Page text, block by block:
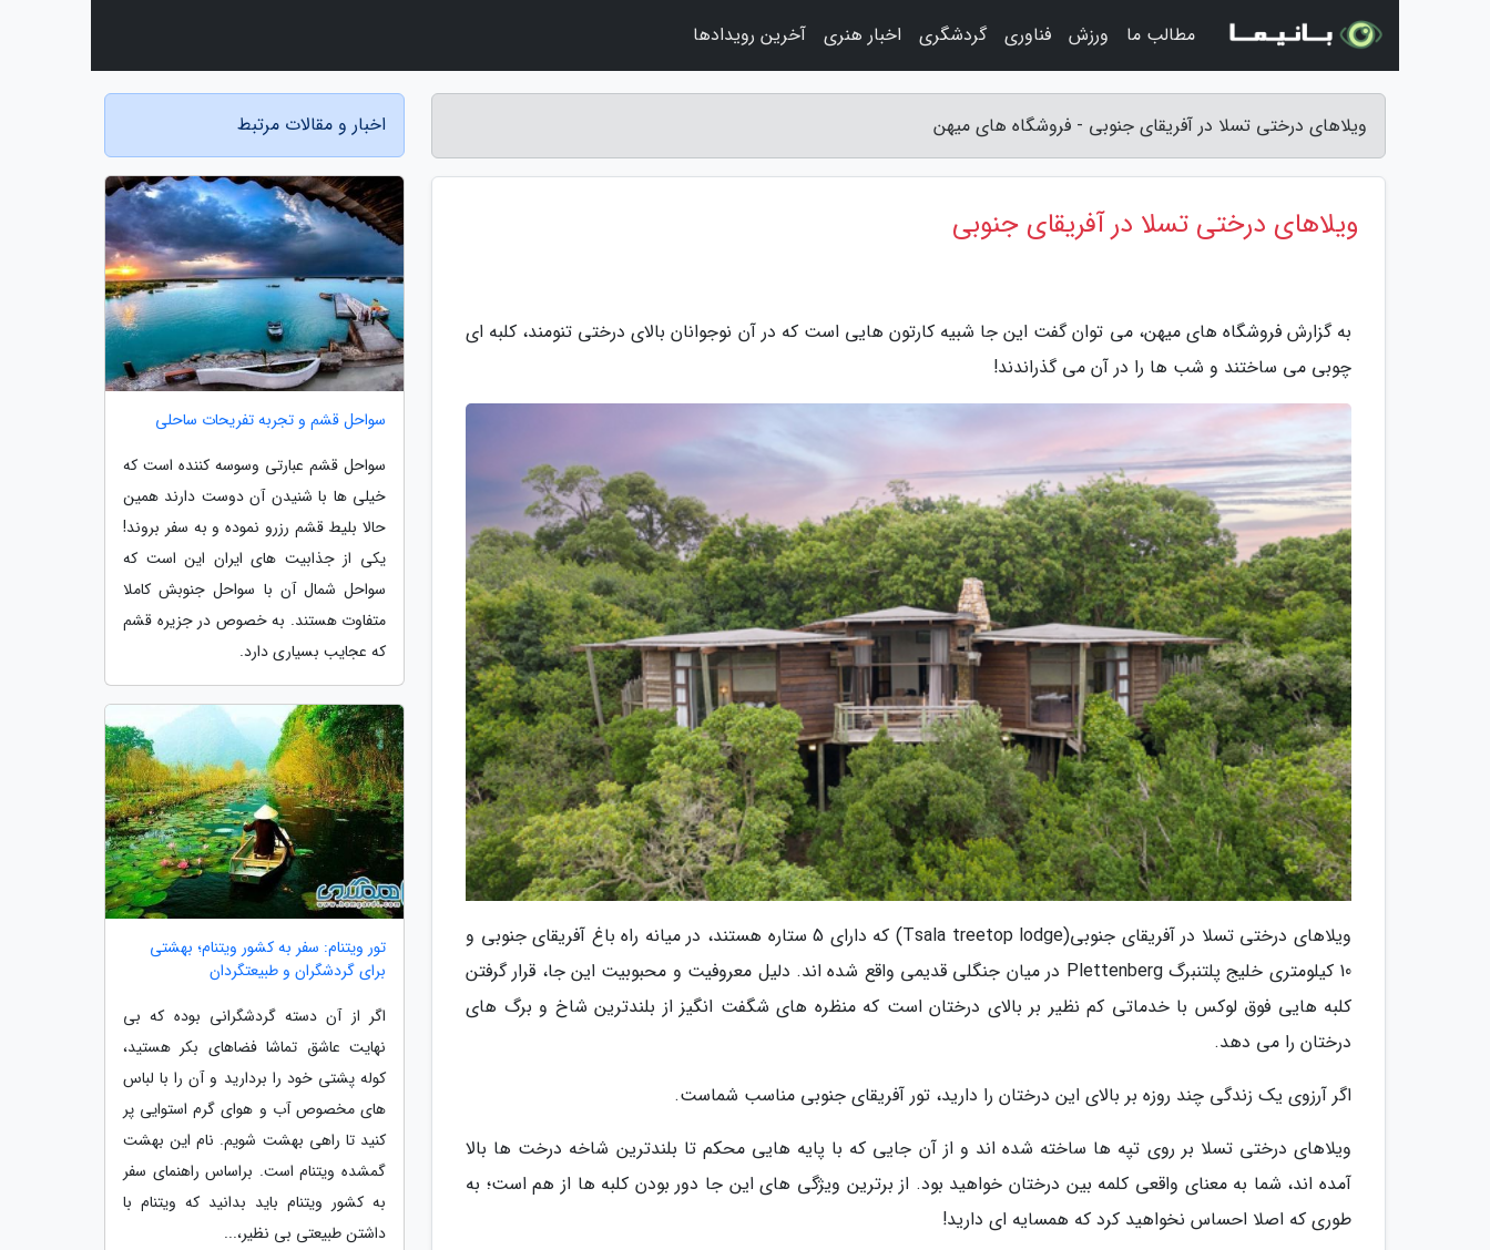
ویلاهای درختی تسلا در آفریقای جنوبی - فروشگاه های میهن
ویلاهای درختی تسلا در آفریقای جنوبی
به گزارش فروشگاه های میهن، می توان گفت این جا شبیه کارتون هایی است که در آن نوجوانان بالای درختی تنومند، کلبه ای
چوبی می ساختند و شب ها را در آن می گذراندند!
ویلاهای درختی تسلا در آفریقای جنوبی(Tsala treetop lodge) که دارای 5 ستاره هستند، در میانه راه باغ آفریقای جنوبی و
10 کیلومتری خلیج پلتنبرگ Plettenberg در میان جنگلی قدیمی واقع شده اند. دلیل معروفیت و محبوبیت این جا، قرار گرفتن
کلبه هایی فوق لوکس با خدماتی کم نظیر بر بالای درختان است که منظره های شگفت انگیز از بلندترین شاخ و برگ های
درختان را می دهد.
اگر آرزوی یک زندگی چند روزه بر بالای این درختان را دارید، تور آفریقای جنوبی مناسب شماست.
ویلاهای درختی تسلا بر روی تپه ها ساخته شده اند و از آن جایی که با پایه هایی محکم تا بلندترین شاخه درخت ها بالا
آمده اند، شما به معنای واقعی کلمه بین درختان خواهید بود. از برترین ویژگی های این جا دور بودن کلبه ها از هم است؛ به
طوری که اصلا احساس نخواهید کرد که همسایه ای دارید!
اخبار و مقالات مرتبط
سواحل قشم و تجربه تفریحات ساحلی
سواحل قشم عبارتی وسوسه کننده است که
خیلی ها با شنیدن آن دوست دارند همین
حالا بلیط قشم رزرو نموده و به سفر بروند!
یکی از جذابیت های ایران این است که
سواحل شمال آن با سواحل جنوبش کاملا
متفاوت هستند. به خصوص در جزیره قشم
که عجایب بسیاری دارد.
تور ویتنام: سفر به کشور ویتنام؛ بهشتی
برای گردشگران و طبیعتگردان
اگر از آن دسته گردشگرانی بوده که بی
نهایت عاشق تماشا فضاهای بکر هستید،
کوله پشتی خود را بردارید و آن را با لباس
های مخصوص آب و هوای گرم استوایی پر
کنید تا راهی بهشت شویم. نام این بهشت
گمشده ویتنام است. براساس راهنمای سفر
به کشور ویتنام باید بدانید که ویتنام با
داشتن طبیعتی بی نظیر،...
مطالب ما ورزش فناوری گردشگری اخبار هنری آخرین رویدادها